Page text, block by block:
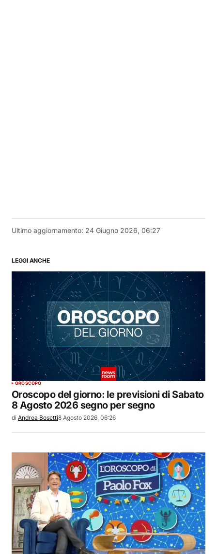
Ultimo aggiornamento: 24 Giugno 2026, 06:27
LEGGI ANCHE
OROSCOPO
Oroscopo del giorno: le previsioni di Sabato
8 Agosto 2026 segno per segno
di Andrea Bosetti8 Agosto 2026, 06:26